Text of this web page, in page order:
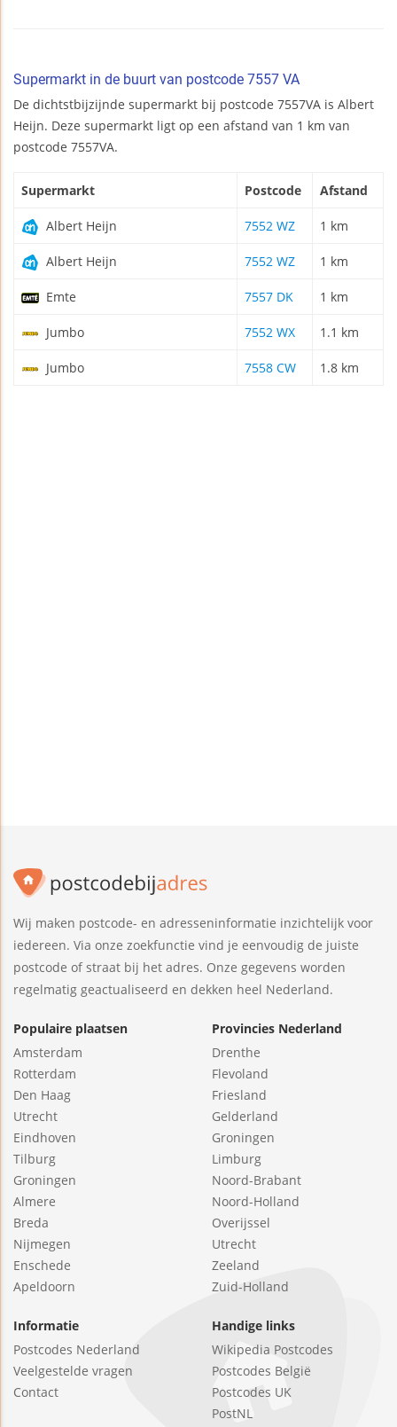
Supermarkt in de buurt van postcode 7557 VA
De dichtstbijzijnde supermarkt bij postcode 7557VA is Albert
Heijn. Deze supermarkt ligt op een afstand van 1 km van
postcode 7557VA.
Supermarkt Postcode Afstand
Albert Heijn 7552 WZ 1 km
Albert Heijn 7552 WZ 1 km
Emte 7557 DK 1 km
Jumbo 7552 WX 1.1 km
Jumbo 7558 CW 1.8 km
Wij maken postcode- en adresseninformatie inzichtelijk voor
iedereen. Via onze zoekfunctie vind je eenvoudig de juiste
postcode of straat bij het adres. Onze gegevens worden
regelmatig geactualiseerd en dekken heel Nederland.
Populaire plaatsen
Amsterdam
Rotterdam
Den Haag
Utrecht
Eindhoven
Tilburg
Groningen
Almere
Breda
Nijmegen
Enschede
Apeldoorn
Provincies Nederland
Drenthe
Flevoland
Friesland
Gelderland
Groningen
Limburg
Noord-Brabant
Noord-Holland
Overijssel
Utrecht
Zeeland
Zuid-Holland
Informatie
Postcodes Nederland
Veelgestelde vragen
Contact
Handige links
Wikipedia Postcodes
Postcodes België
Postcodes UK
PostNL